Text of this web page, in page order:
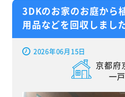
3DKのお家のお庭から
用品などを回収しまし
2026年06月15日
京都府
一